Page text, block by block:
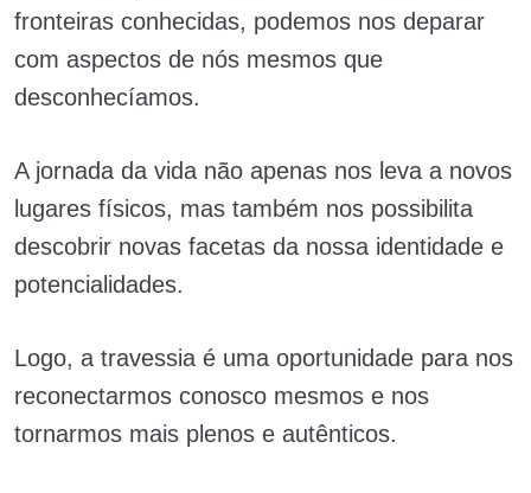
fronteiras conhecidas, podemos nos deparar
com aspectos de nós mesmos que
desconhecíamos.
A jornada da vida não apenas nos leva a novos
lugares físicos, mas também nos possibilita
descobrir novas facetas da nossa identidade e
potencialidades.
Logo, a travessia é uma oportunidade para nos
reconectarmos conosco mesmos e nos
tornarmos mais plenos e autênticos.